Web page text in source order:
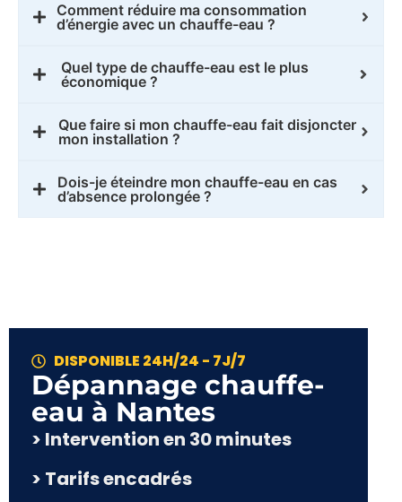
Comment réduire ma consommation
d’énergie avec un chauffe-eau ?
Quel type de chauffe-eau est le plus
économique ?
Que faire si mon chauffe-eau fait disjoncter
mon installation ?
Dois-je éteindre mon chauffe-eau en cas
d’absence prolongée ?
DISPONIBLE 24H/24 - 7J/7
Dépannage chauffe-
eau à Nantes
> Intervention en 30 minutes
> Tarifs encadrés